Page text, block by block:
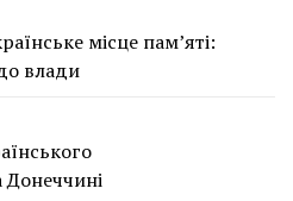
місце пам’яті:
влади
Донеччині